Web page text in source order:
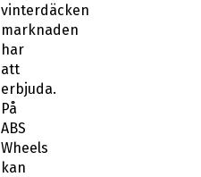
vinterdäcken
marknaden
har
att
erbjuda.
På
ABS
Wheels
kan